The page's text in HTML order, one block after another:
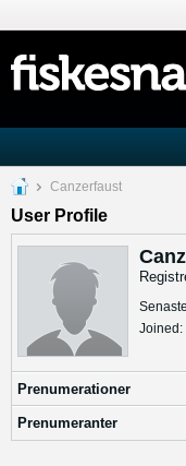
Canzerfaust
User Profile
Joined:
Prenumerationer
Prenumeranter